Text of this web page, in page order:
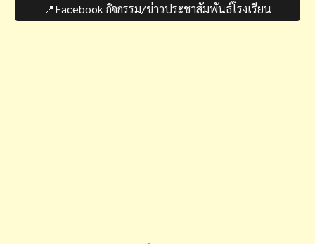
📍Facebook กิจกรรม/ข่าวประชาสัมพันธ์โรงเรียน